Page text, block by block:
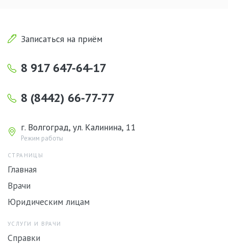
Записаться на приём
8 917 647-64-17
8 (8442) 66-77-77
г. Волгоград, ул. Калинина, 11
Режим работы
СТРАНИЦЫ
Главная
Врачи
Юридическим лицам
УСЛУГИ И ВРАЧИ
Справки